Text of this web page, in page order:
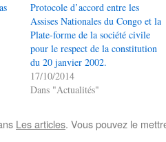
Protocole d’accord entre les
Assises Nationales du Congo et la
Plate-forme de la société civile
pour le respect de la constitution
du 20 janvier 2002.
17/10/2014
Dans "Actualités"
Les articles. Vous pouvez le